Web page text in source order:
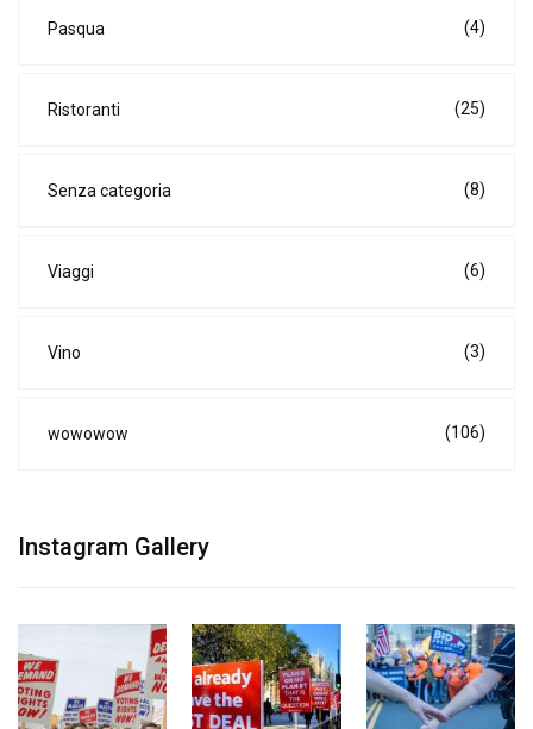
Pasqua (4)
Ristoranti (25)
Senza categoria (8)
Viaggi (6)
Vino (3)
wowowow (106)
Instagram Gallery